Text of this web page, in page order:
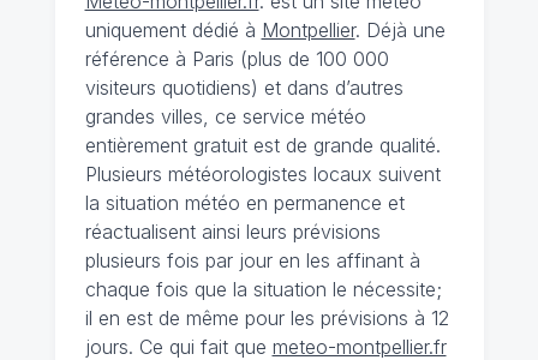
uniquement dédié à Montpellier. Déjà une
référence à Paris (plus de 100 000
visiteurs quotidiens) et dans d’autres
grandes villes, ce service météo
entièrement gratuit est de grande qualité.
Plusieurs météorologistes locaux suivent
la situation météo en permanence et
réactualisent ainsi leurs prévisions
plusieurs fois par jour en les affinant à
chaque fois que la situation le nécessite;
il en est de même pour les prévisions à 12
jours. Ce qui fait que meteo-montpellier.fr